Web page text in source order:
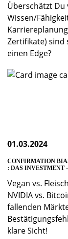
Überschätzt
Wissen/
Zertifikate) sind
einen Edge?
01.03.2024
CONFIRMATION
: DAS INVESTMENT
Vegan vs.
NVIDIA vs.
fallenden
klare Sicht!